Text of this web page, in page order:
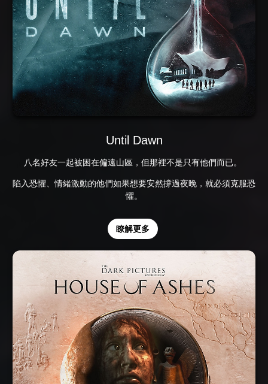
Until Dawn
八名好友一起被困在偏遠山區，但那裡不是只有他們而已。
陷入恐懼、情緒激動的他們如果想要安然撐過夜晚，就必須克服恐
懼。
瞭解更多